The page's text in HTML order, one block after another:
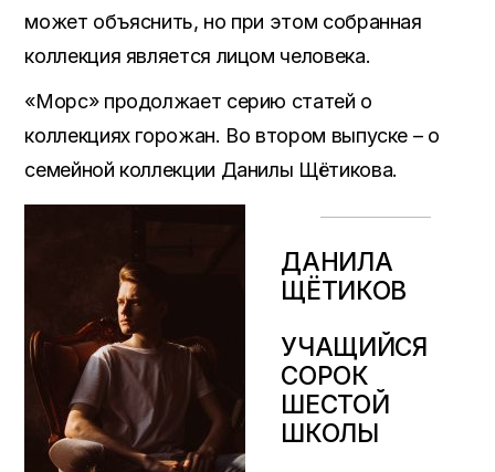
может объяснить, но при этом собранная
коллекция является лицом человека.
«Морс» продолжает серию статей о
коллекциях горожан. Во втором выпуске – о
семейной коллекции Данилы Щётикова.
ДАНИЛА
ЩЁТИКОВ
УЧАЩИЙСЯ
СОРОК
ШЕСТОЙ
ШКОЛЫ